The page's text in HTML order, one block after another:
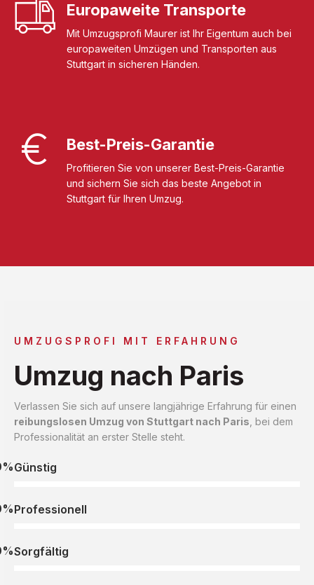
Europaweite Transporte
Mit Umzugsprofi Maurer ist Ihr Eigentum auch bei
europaweiten Umzügen und Transporten aus
Stuttgart in sicheren Händen.
Best-Preis-Garantie
Profitieren Sie von unserer Best-Preis-Garantie
und sichern Sie sich das beste Angebot in
Stuttgart für Ihren Umzug.
UMZUGSPROFI MIT ERFAHRUNG
Umzug nach Paris
Verlassen Sie sich auf unsere langjährige Erfahrung für einen
reibungslosen Umzug von Stuttgart nach Paris , bei dem
Professionalität an erster Stelle steht.
Günstig
Professionell
Sorgfältig